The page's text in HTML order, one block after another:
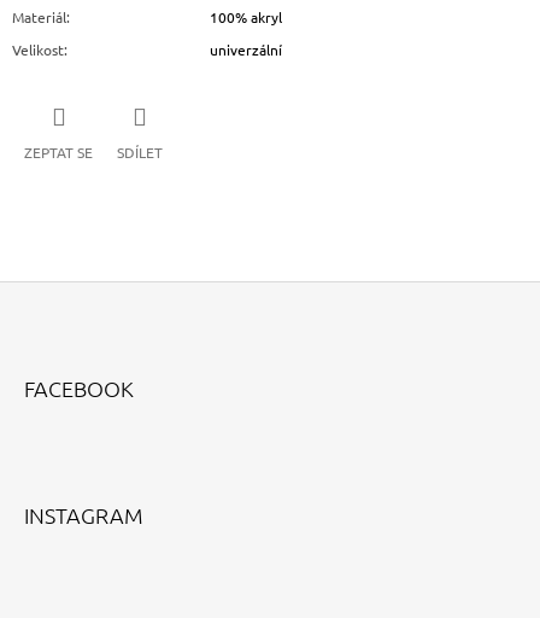
Materiál:
100% akryl
Velikost: univerzální
ZEPTAT SE SDÍLET
FACEBOOK
INSTAGRAM